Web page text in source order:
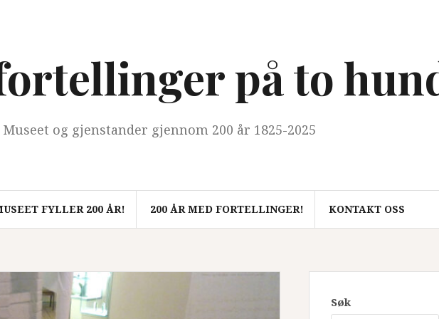
på to
Museet og gjenstander gjennom 200 år 1825-2025
FYLLER 200 ÅR! 200 ÅR MED FORTELLINGER! KONTAKT OSS
Søk